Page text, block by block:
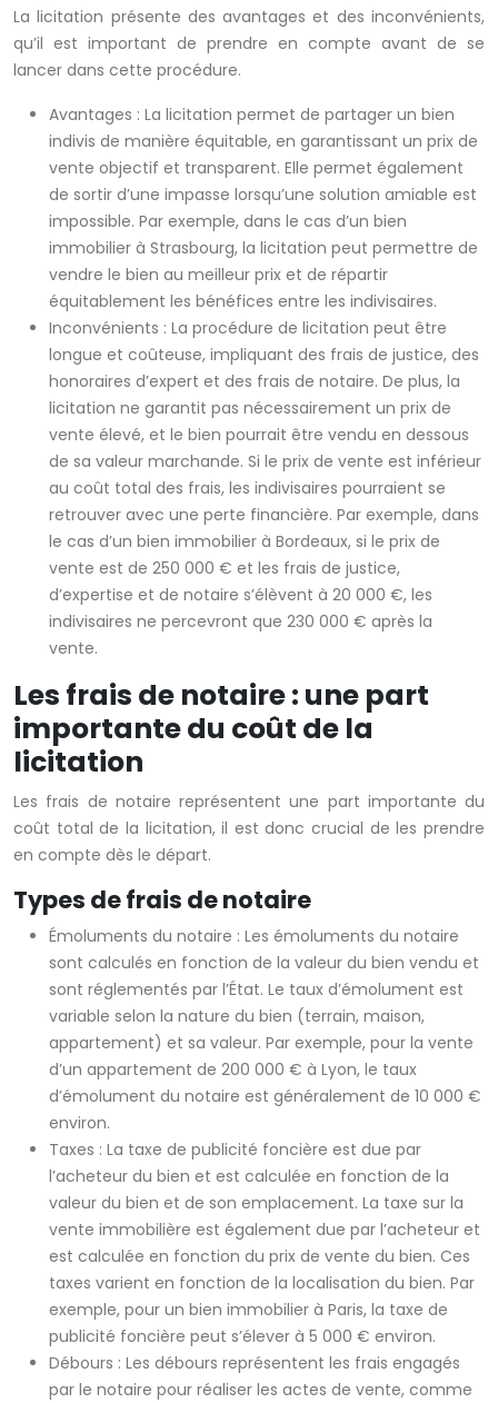
La licitation présente des avantages et des inconvénients,
qu’il est important de prendre en compte avant de se
lancer dans cette procédure.
Avantages : La licitation permet de partager un bien
indivis de manière équitable, en garantissant un prix de
vente objectif et transparent. Elle permet également
de sortir d’une impasse lorsqu’une solution amiable est
impossible. Par exemple, dans le cas d’un bien
immobilier à Strasbourg, la licitation peut permettre de
vendre le bien au meilleur prix et de répartir
équitablement les bénéfices entre les indivisaires.
Inconvénients : La procédure de licitation peut être
longue et coûteuse, impliquant des frais de justice, des
honoraires d’expert et des frais de notaire. De plus, la
licitation ne garantit pas nécessairement un prix de
vente élevé, et le bien pourrait être vendu en dessous
de sa valeur marchande. Si le prix de vente est inférieur
au coût total des frais, les indivisaires pourraient se
retrouver avec une perte financière. Par exemple, dans
le cas d’un bien immobilier à Bordeaux, si le prix de
vente est de 250 000 € et les frais de justice,
d’expertise et de notaire s’élèvent à 20 000 €, les
indivisaires ne percevront que 230 000 € après la
vente.
Les frais de notaire : une part
importante du coût de la
licitation
Les frais de notaire représentent une part importante du
coût total de la licitation, il est donc crucial de les prendre
en compte dès le départ.
Types de frais de notaire
Émoluments du notaire : Les émoluments du notaire
sont calculés en fonction de la valeur du bien vendu et
sont réglementés par l’État. Le taux d’émolument est
variable selon la nature du bien (terrain, maison,
appartement) et sa valeur. Par exemple, pour la vente
d’un appartement de 200 000 € à Lyon, le taux
d’émolument du notaire est généralement de 10 000 €
environ.
Taxes : La taxe de publicité foncière est due par
l’acheteur du bien et est calculée en fonction de la
valeur du bien et de son emplacement. La taxe sur la
vente immobilière est également due par l’acheteur et
est calculée en fonction du prix de vente du bien. Ces
taxes varient en fonction de la localisation du bien. Par
exemple, pour un bien immobilier à Paris, la taxe de
publicité foncière peut s’élever à 5 000 € environ.
Débours : Les débours représentent les frais engagés
par le notaire pour réaliser les actes de vente, comme